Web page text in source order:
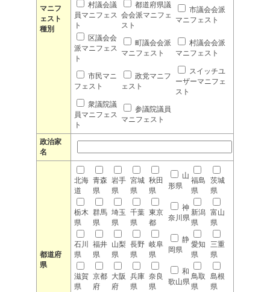
マニフ
ェスト
種別
村議会議
員マニフェス
ト
都道府県議
会会派マニフェ
スト
市議会会派
マニフェスト
区議会会
派マニフェス
ト
町議会会派
マニフェスト
村議会会派
マニフェスト
市民マニ
フェスト
政党マニフ
ェスト
スイッチユ
ーザーマニフェ
スト
衆議院議
員マニフェス
ト
参議院議員
マニフェスト
政治家
名
都道府
県
北海
道
青森
県
岩手
県
宮城
県
秋田
県
山
形県
福島
県
茨城
県
栃木
県
群馬
県
埼玉
県
千葉
県
東京
都
神
奈川県
新潟
県
富山
県
石川
県
福井
県
山梨
県
長野
県
岐阜
県
静
岡県
愛知
県
三重
県
滋賀
県
京都
府
大阪
府
兵庫
県
奈良
県
和
歌山県
鳥取
県
島根
県